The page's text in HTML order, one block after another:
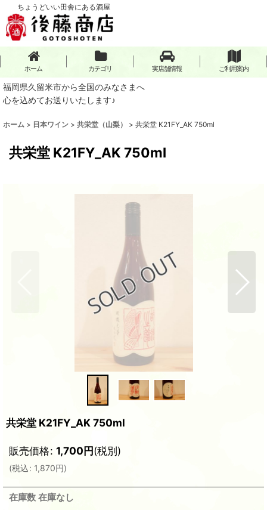
ちょうどいい田舎にある酒屋
ホーム カテゴリ 実店舗情報 ご利用案内
福岡県久留米市から全国のみなさまへ
心を込めてお送りいたします♪
ホーム > 日本ワイン > 共栄堂（山梨） > 共栄堂 K21FY_AK 750ml
共栄堂 K21FY_AK 750ml
共栄堂 K21FY_AK 750ml
販売価格: 1,700円(税別)
(税込: 1,870円)
在庫数 在庫なし